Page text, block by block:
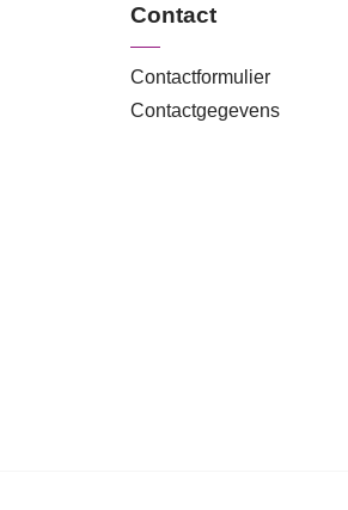
Contact
Contactformulier
Contactgegevens